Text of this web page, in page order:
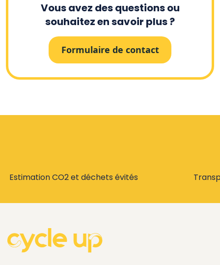
Vous avez des questions ou
souhaitez en savoir plus ?
Formulaire de contact
Estimation CO2 et déchets évités